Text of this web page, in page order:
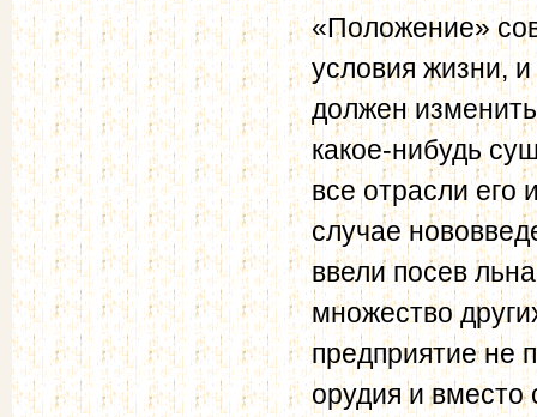
«Положение»
условия жизни,
должен
какое-нибудь
все отрасли его
случае
ввели посев
множество
предприятие не
орудия и вместо